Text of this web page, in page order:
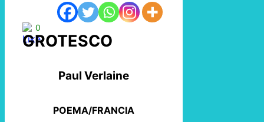
0
GROTESCO
Paul Verlaine
POEMA/FRANCIA